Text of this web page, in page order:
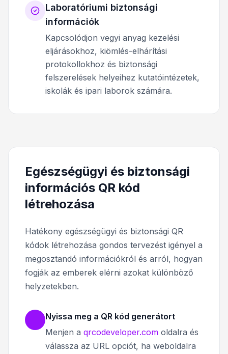
Laboratóriumi biztonsági
információk
Kapcsolódjon vegyi anyag kezelési
eljárásokhoz, kiömlés-elhárítási
protokollokhoz és biztonsági
felszerelések helyeihez kutatóintézetek,
iskolák és ipari laborok számára.
Egészségügyi és biztonsági
információs QR kód
létrehozása
Hatékony egészségügyi és biztonsági QR
kódok létrehozása gondos tervezést igényel a
megosztandó információkról és arról, hogyan
fogják az emberek elérni azokat különböző
helyzetekben.
Nyissa meg a QR kód generátort
Menjen a qrcodeveloper.com oldalra és
válassza az URL opciót, ha weboldalra